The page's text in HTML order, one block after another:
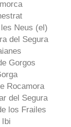
Neus (el)
del Segura
Gorgos
Rocamora
del Segura
los Frailes